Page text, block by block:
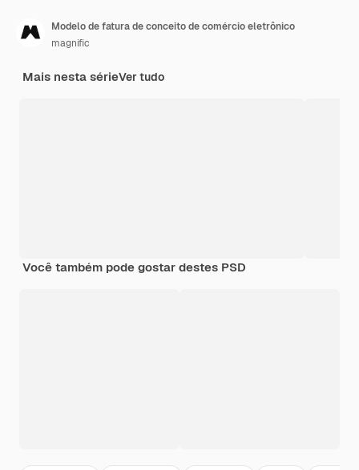
Modelo de fatura de conceito de comércio eletrônico
magnific
Mais nesta sérieVer tudo
Você também pode gostar destes PSD